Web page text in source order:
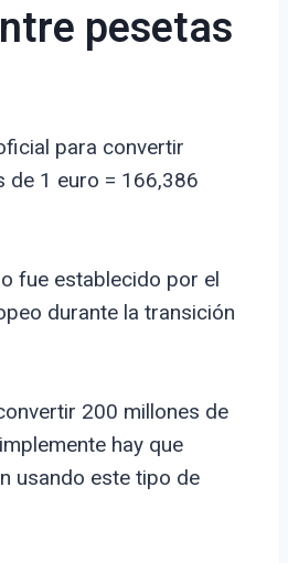
pesetas
para convertir
de 1 euro = 166,386
fue establecido por el
durante la transición
200 millones de
hay que
usando este tipo de